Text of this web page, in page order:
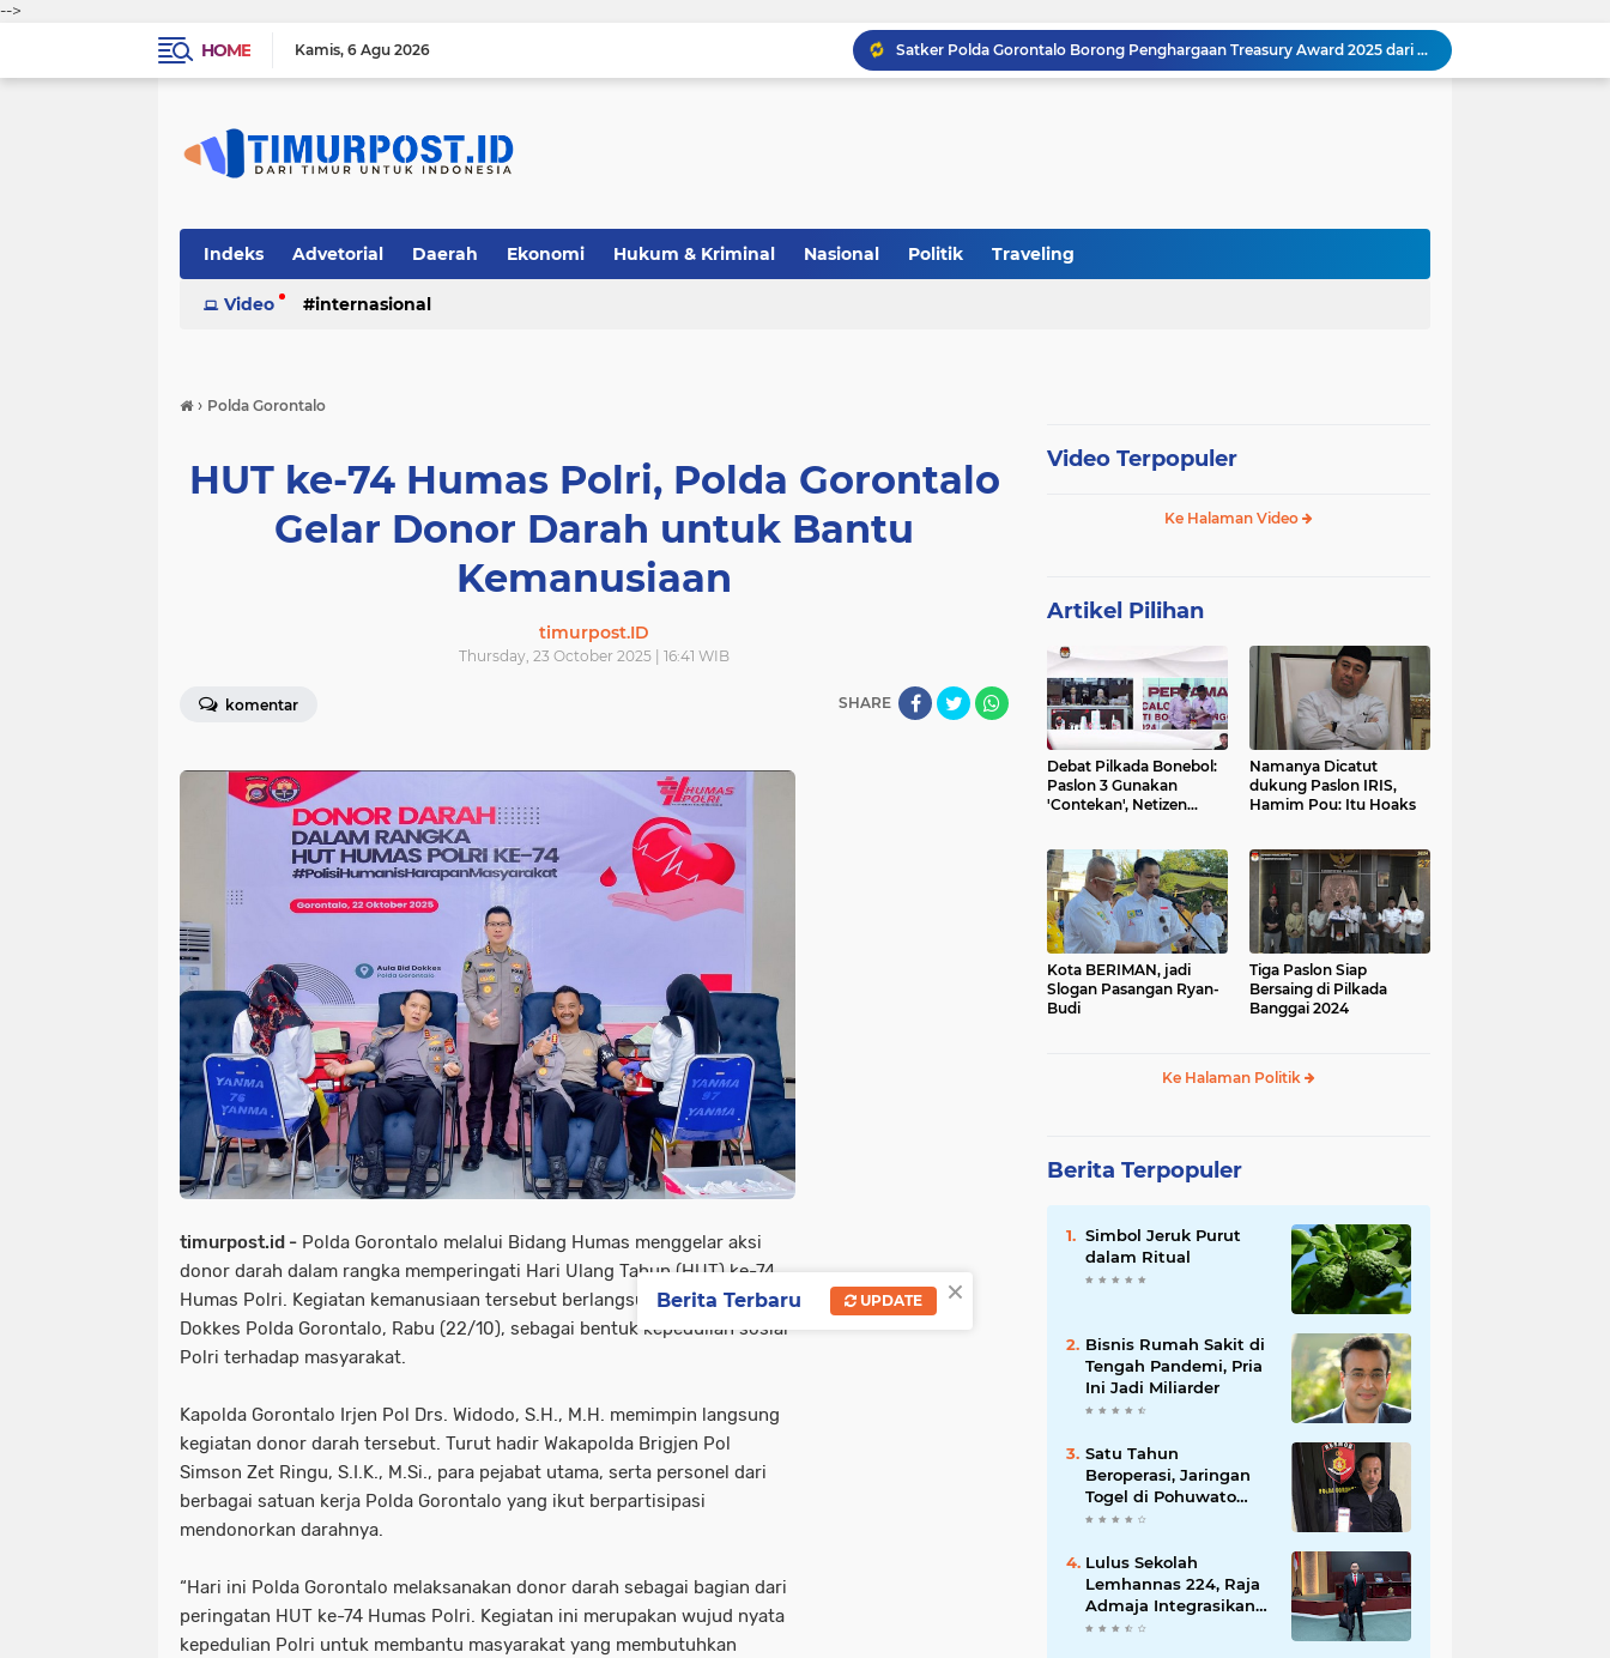
-->
HOME
Kamis 6 Agu 2026
Satker Polda Gorontalo Borong Penghargaan Treasury Award 2025 dari Kanwil DJPb
Kapolda Gorontalo Irjen Pol Widodo: Transparansi Anggaran Jadi Prioritas Utama
Arahan Lengkap Kapolda Gorontalo soal Izin, Operasi Terpusat, dan Kesehatan Anggota
Indeks Advetorial Daerah Ekonomi Hukum & Kriminal Nasional Politik Traveling
Video internasional
› Polda Gorontalo
HUT ke-74 Humas Polri, Polda Gorontalo
Gelar Donor Darah untuk Bantu
Kemanusiaan
timurpost.ID
Thursday, 23 October 2025 | 16:41 WIB
komentar SHARE
timurpost.id - Polda Gorontalo melalui Bidang Humas menggelar aksi
donor darah dalam rangka memperingati Hari Ulang Tahun (HUT) ke-74
Humas Polri. Kegiatan kemanusiaan tersebut berlangsung di Aula Bid
Dokkes Polda Gorontalo, Rabu (22/10), sebagai bentuk kepedulian sosial
Polri terhadap masyarakat.
Kapolda Gorontalo Irjen Pol Drs. Widodo, S.H., M.H. memimpin langsung
kegiatan donor darah tersebut. Turut hadir Wakapolda Brigjen Pol
Simson Zet Ringu, S.I.K., M.Si., para pejabat utama, serta personel dari
berbagai satuan kerja Polda Gorontalo yang ikut berpartisipasi
mendonorkan darahnya.
“Hari ini Polda Gorontalo melaksanakan donor darah sebagai bagian dari
peringatan HUT ke-74 Humas Polri. Kegiatan ini merupakan wujud nyata
kepedulian Polri untuk membantu masyarakat yang membutuhkan
Video Terpopuler
Ke Halaman Video
Artikel Pilihan
Debat Pilkada Bonebol:
Paslon 3 Gunakan
'Contekan', Netizen
Namanya Dicatut
dukung Paslon IRIS,
Hamim Pou: Itu Hoaks
Kota BERIMAN, jadi
Slogan Pasangan Ryan-
Budi
Tiga Paslon Siap
Bersaing di Pilkada
Banggai 2024
Ke Halaman Politik
Berita Terpopuler
Simbol Jeruk Purut
dalam Ritual
Bisnis Rumah Sakit di
Tengah Pandemi, Pria
Ini Jadi Miliarder
Satu Tahun
Beroperasi, Jaringan
Togel di Pohuwato
Akhirnya Dibongkar
Lulus Sekolah
Lemhannas 224, Raja
Admaja Integrasikan
Strategi ke Bisnis
×
Berita Terbaru UPDATE